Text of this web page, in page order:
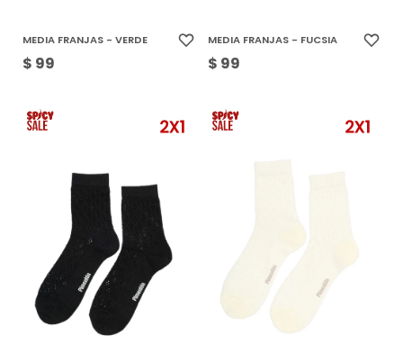
MEDIA FRANJAS - VERDE
$ 99
MEDIA FRANJAS - FUCSIA
$ 99